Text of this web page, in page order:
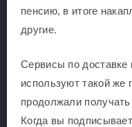
пенсию, в итоге
другие.
Сервисы по доставке
используют такой же
продолжали
Когда вы